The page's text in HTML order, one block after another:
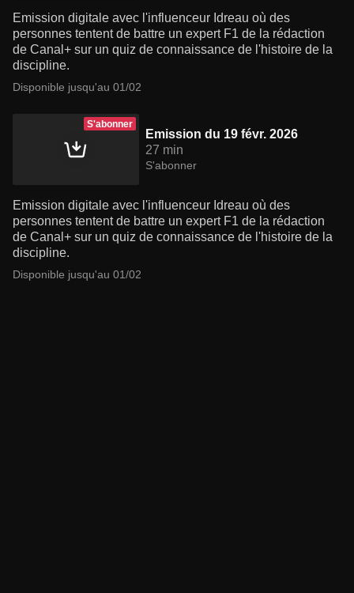
Emission digitale avec l'influenceur Idreau où des
personnes tentent de battre un expert F1 de la rédaction
de Canal+ sur un quiz de connaissance de l'histoire de la
discipline.
Disponible jusqu'au 01/02
S'abonner
Emission du 19 févr. 2026
27 min
S'abonner
Emission digitale avec l'influenceur Idreau où des
personnes tentent de battre un expert F1 de la rédaction
de Canal+ sur un quiz de connaissance de l'histoire de la
discipline.
Disponible jusqu'au 01/02